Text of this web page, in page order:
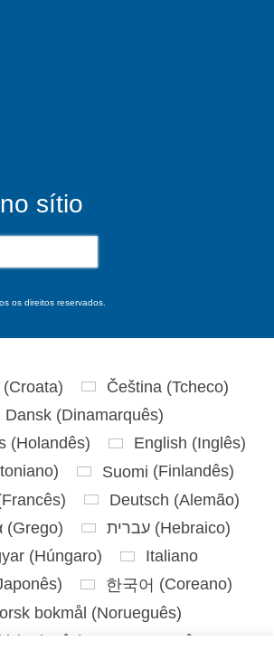
sítio
os direitos reservados.
(Croata) Čeština (Tcheco)
Dansk(Dinamarquês)
(Holandês) English (Inglês)
) Suomi (Finlandês)
Francês) Deutsch (Alemão)
(Grego) עברית (Hebraico)
(Húngaro)
Italiano
) 한국어 (Coreano)
bokmål (Norueguês)
( Polonês ) Português